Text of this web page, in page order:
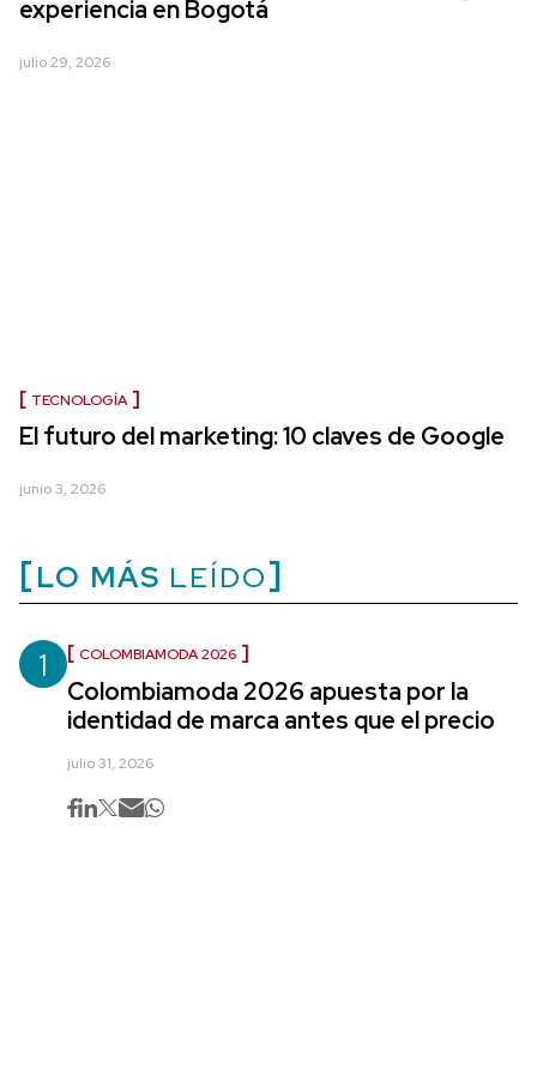
experiencia en Bogotá
julio 29, 2026
TECNOLOGÍA
El futuro del marketing: 10 claves de Google
junio 3, 2026
LO MÁS LEÍDO
1 COLOMBIAMODA 2026
Colombiamoda 2026 apuesta por la
identidad de marca antes que el precio
julio 31, 2026